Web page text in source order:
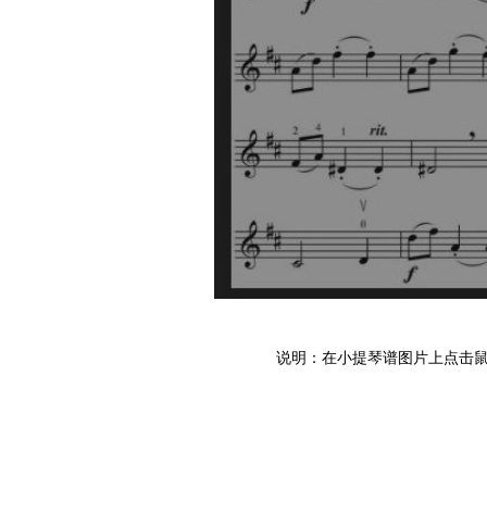
说明：在小提琴谱图片上点击